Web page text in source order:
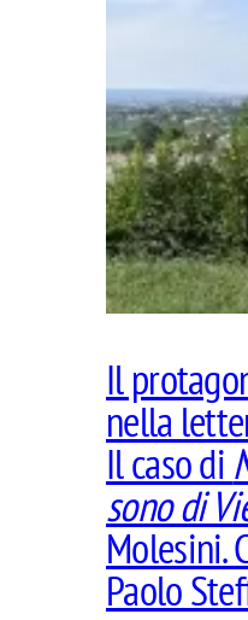
Il
nella
Il caso di
sono di
Molesini.
Paolo